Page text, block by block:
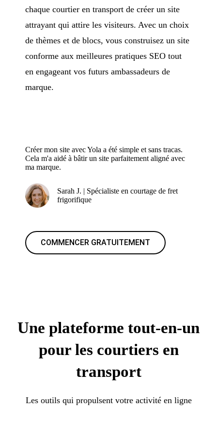
chaque courtier en transport de créer un site
attrayant qui attire les visiteurs. Avec un choix
de thèmes et de blocs, vous construisez un site
conforme aux meilleures pratiques SEO tout
en engageant vos futurs ambassadeurs de
marque.
Créer mon site avec Yola a été simple et sans tracas.
Cela m'a aidé à bâtir un site parfaitement aligné avec
ma marque.
Sarah J. | Spécialiste en courtage de fret
frigorifique
COMMENCER GRATUITEMENT
Une plateforme tout-en-un
pour les courtiers en
transport
Les outils qui propulsent votre activité en ligne